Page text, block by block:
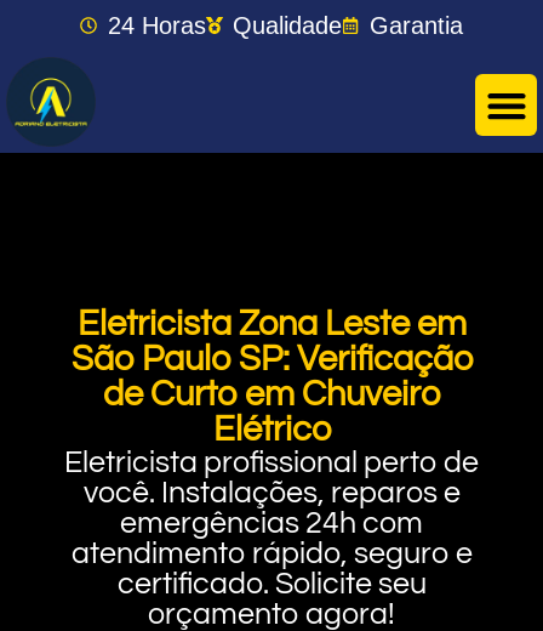
24 Horas Qualidade Garantia
Eletricista Zona Leste em
São Paulo SP: Verificação
de Curto em Chuveiro
Elétrico
Eletricista profissional perto de
você. Instalações, reparos e
emergências 24h com
atendimento rápido, seguro e
certificado. Solicite seu
orçamento agora!